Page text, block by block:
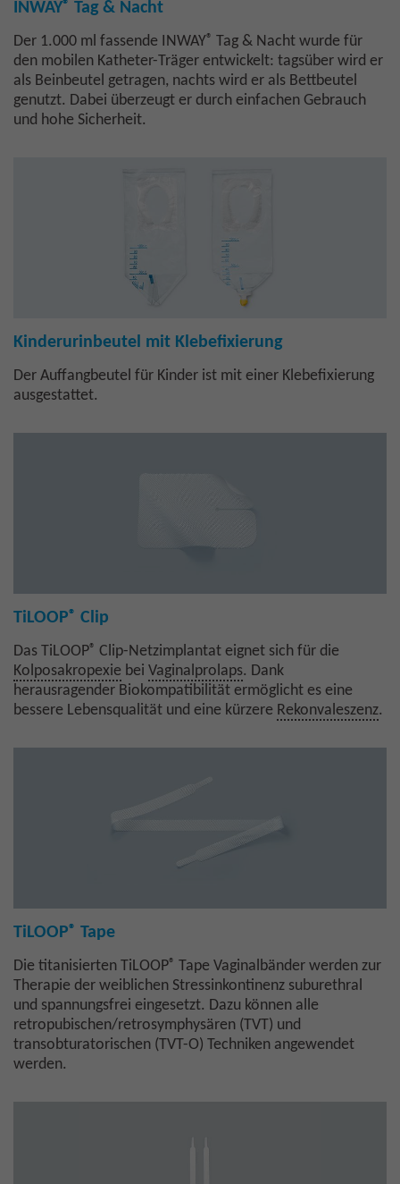
INWAY® Tag & Nacht
Der 1.000 ml fassende INWAY® Tag & Nacht wurde für
den mobilen Katheter-Träger entwickelt: tagsüber wird er
als Beinbeutel getragen, nachts wird er als Bettbeutel
genutzt. Dabei überzeugt er durch einfachen Gebrauch
und hohe Sicherheit.
Kinderurinbeutel mit Klebefixierung
Der Auffangbeutel für Kinder ist mit einer Klebefixierung
ausgestattet.
TiLOOP® Clip
Das TiLOOP® Clip-Netzimplantat eignet sich für die
Kolposakropexie bei Vaginalprolaps. Dank
herausragender Biokompatibilität ermöglicht es eine
bessere Lebensqualität und eine kürzere Rekonvaleszenz.
TiLOOP® Tape
Die titanisierten TiLOOP® Tape Vaginalbänder werden zur
Therapie der weiblichen Stressinkontinenz suburethral
und spannungsfrei eingesetzt. Dazu können alle
retropubischen/retrosymphysären (TVT) und
transobturatorischen (TVT-O) Techniken angewendet
werden.